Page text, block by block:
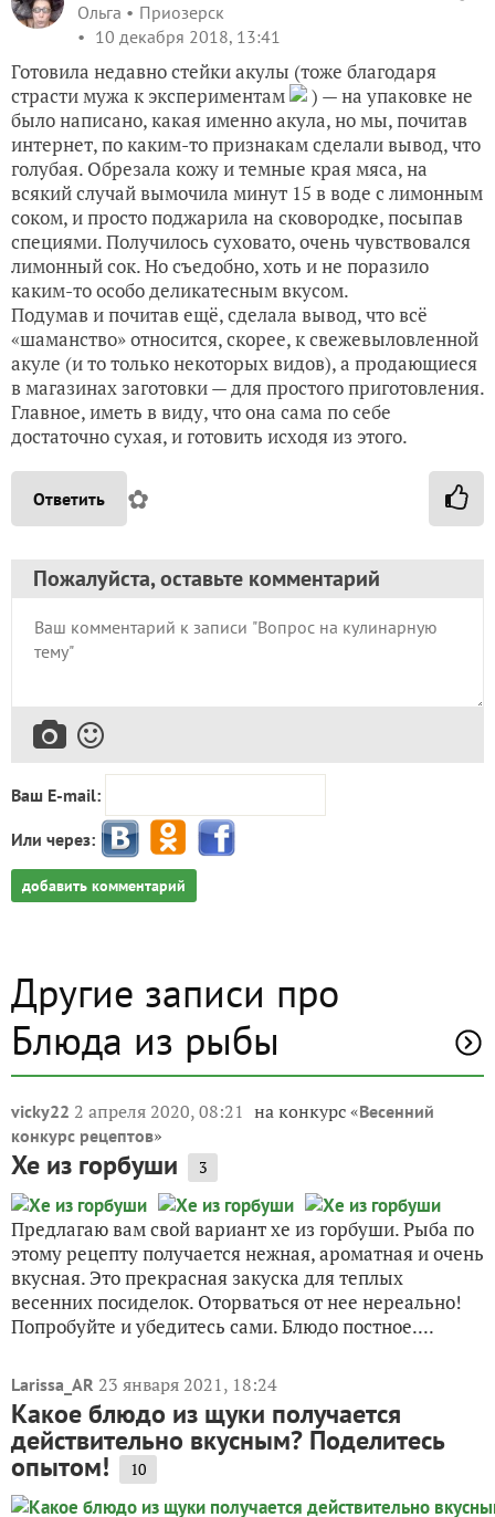
Ольга
Приозерск
10 декабря 2018, 13:41
Готовила недавно стейки акулы (тоже благодаря
страсти мужа к экспериментам
) — на упаковке не
было написано, какая именно акула, но мы, почитав
интернет, по каким-то признакам сделали вывод, что
голубая. Обрезала кожу и темные края мяса, на
всякий случай вымочила минут 15 в воде с лимонным
соком, и просто поджарила на сковородке, посыпав
специями. Получилось суховато, очень чувствовался
лимонный сок. Но съедобно, хоть и не поразило
каким-то особо деликатесным вкусом.
Подумав и почитав ещё, сделала вывод, что всё
«шаманство» относится, скорее, к свежевыловленной
акуле (и то только некоторых видов), а продающиеся
в магазинах заготовки — для простого приготовления.
Главное, иметь в виду, что она сама по себе
достаточно сухая, и готовить исходя из этого.
Ответить ✿
Пожалуйста, оставьте комментарий
Ваш E-mail:
Или через:
добавить комментарий
Другие записи про
Блюда из рыбы
vicky22 2 апреля 2020, 08:21 на конкурс «Весенний
конкурс рецептов»
Хе из горбуши 3
Предлагаю вам свой вариант хе из горбуши. Рыба по
этому рецепту получается нежная, ароматная и очень
вкусная. Это прекрасная закуска для теплых
весенних посиделок. Оторваться от нее нереально!
Попробуйте и убедитесь сами. Блюдо постное....
Larissa_AR 23 января 2021, 18:24
Какое блюдо из щуки получается
действительно вкусным? Поделитесь
опытом! 10